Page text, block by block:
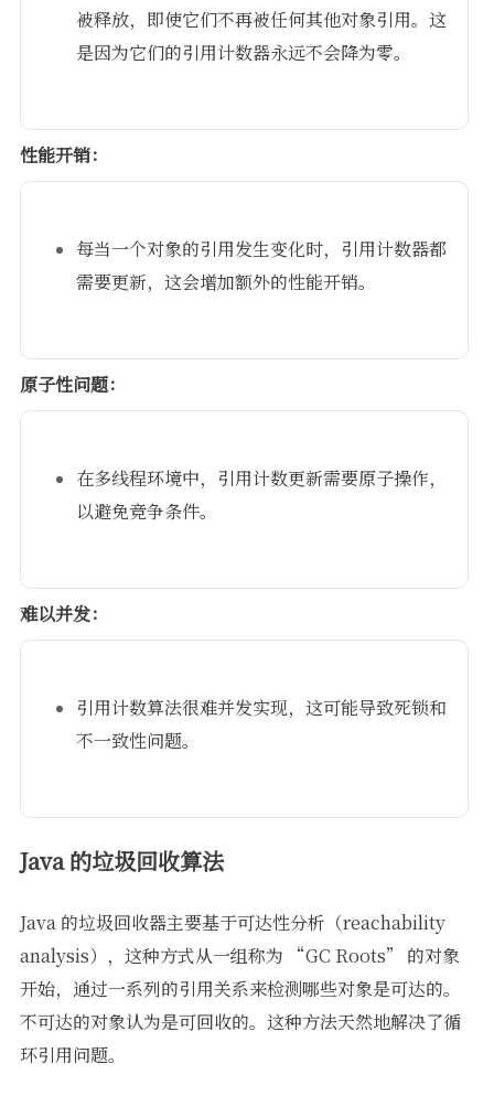
被释放，即使它们不再被任何其他对象引用。这
是因为它们的引用计数器永远不会降为零。
性能开销：
每当一个对象的引用发生变化时，引用计数器都
需要更新，这会增加额外的性能开销。
原子性问题：
在多线程环境中，引用计数更新需要原子操作，
以避免竞争条件。
难以并发：
引用计数算法很难并发实现，这可能导致死锁和
不一致性问题。
Java 的垃圾回收算法
Java 的垃圾回收器主要基于可达性分析（reachability
analysis），这种方式从一组称为 “GC Roots” 的对象
开始，通过一系列的引用关系来检测哪些对象是可达的。
不可达的对象认为是可回收的。这种方法天然地解决了循
环引用问题。